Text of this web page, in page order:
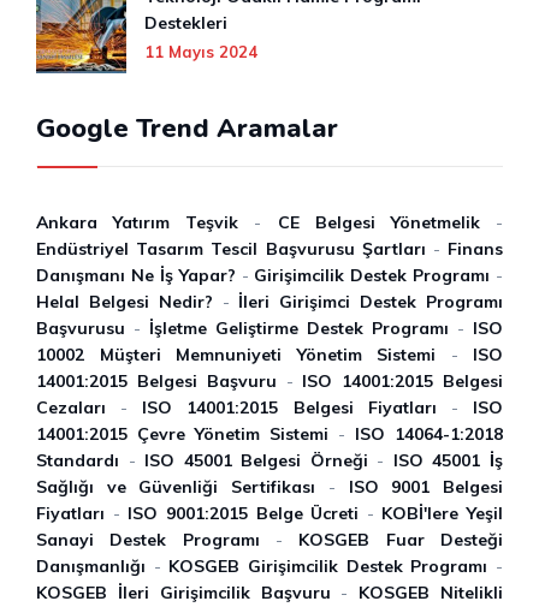
Destekleri
11 Mayıs 2024
Google Trend Aramalar
Ankara Yatırım Teşvik - CE Belgesi Yönetmelik-
Endüstriyel Tasarım Tescil Başvurusu Şartları - Finans
Danışmanı Ne İş Yapar? - Girişimcilik Destek Programı -
Helal Belgesi Nedir? - İleri Girişimci Destek Programı
Başvurusu - İşletme Geliştirme Destek Programı - ISO
10002 Müşteri Memnuniyeti Yönetim Sistemi - ISO
14001:2015 Belgesi Başvuru - ISO 14001:2015 Belgesi
Cezaları - ISO 14001:2015 Belgesi Fiyatları - ISO
14001:2015 Çevre Yönetim Sistemi - ISO 14064-1:2018
Standardı - ISO 45001 Belgesi Örneği - ISO 45001 İ̇ş
Sağlığı ve Güvenliği Sertifikası - ISO 9001 Belgesi
Fiyatları - ISO 9001:2015 Belge Ücreti - KOBİ'lere Yeşil
Sanayi Destek Programı - KOSGEB Fuar Desteği
Danışmanlığı - KOSGEB Girişimcilik Destek Programı -
KOSGEB İleri Girişimcilik Başvuru - KOSGEB Nitelikli